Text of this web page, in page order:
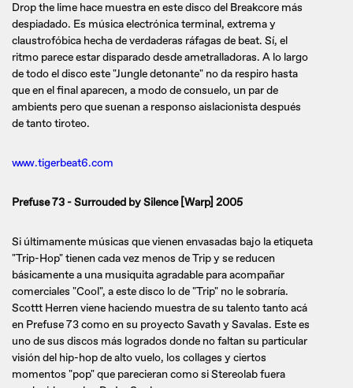
Drop the lime hace muestra en este disco del Breakcore más
despiadado. Es música electrónica terminal, extrema y
claustrofóbica hecha de verdaderas ráfagas de beat. Sí, el
ritmo parece estar disparado desde ametralladoras. A lo largo
de todo el disco este "Jungle detonante" no da respiro hasta
que en el final aparecen, a modo de consuelo, un par de
ambients pero que suenan a responso aislacionista después
de tanto tiroteo.
www.tigerbeat6.com
Prefuse 73 - Surrouded by Silence [Warp] 2005
Si últimamente músicas que vienen envasadas bajo la etiqueta
"Trip-Hop" tienen cada vez menos de Trip y se reducen
básicamente a una musiquita agradable para acompañar
comerciales "Cool", a este disco lo de "Trip" no le sobraría.
Scottt Herren viene haciendo muestra de su talento tanto acá
en Prefuse 73 como en su proyecto Savath y Savalas. Este es
uno de sus discos más logrados donde no faltan su particular
visión del hip-hop de alto vuelo, los collages y ciertos
momentos "pop" que parecieran como si Stereolab fuera